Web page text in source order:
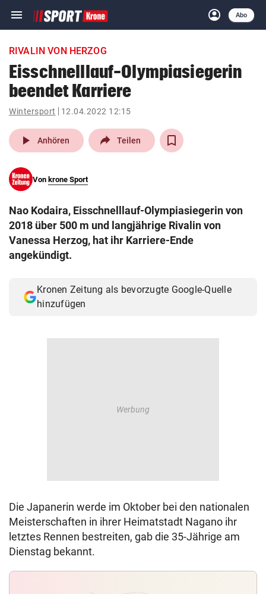
menu Navigation
ein-/ausklappen
account_circle
Anmelden
Abo
close Schließen
account_circle Anmelden
pin_drop
Wien arrow_right
search
eingeben
Muthgasse 2, 1190 Wien
RIVALIN VON HERZOG
Eisschnelllauf-Olympiasiegerin
beendet Karriere
Wintersport 12.04.2022 12:15
play_arrow Anhören Teilen
Von krone Sport
Nao Kodaira, Eisschnelllauf-Olympiasiegerin von
2018 über 500 m und langjährige Rivalin von
Vanessa Herzog, hat ihr Karriere-Ende
angekündigt.
Kronen Zeitung als bevorzugte Google-Quelle
hinzufügen
Die Japanerin werde im Oktober bei den nationalen
Meisterschaften in ihrer Heimatstadt Nagano ihr
letztes Rennen bestreiten, gab die 35-Jährige am
Dienstag bekannt.